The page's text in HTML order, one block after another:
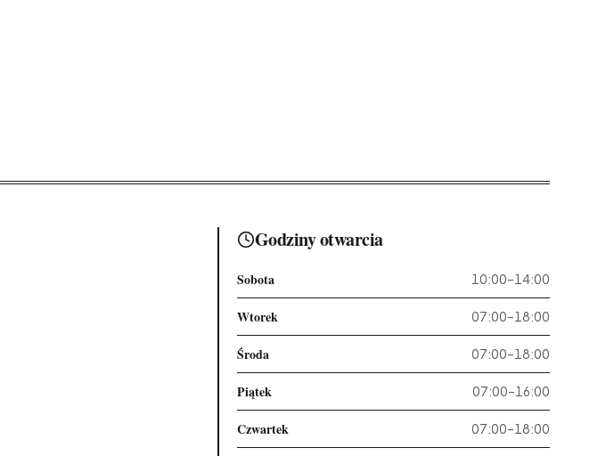
Godziny otwarcia
Sobota 10:00–14:00
Wtorek 07:00–18:00
Środa 07:00–18:00
Piątek 07:00–16:00
Czwartek 07:00–18:00